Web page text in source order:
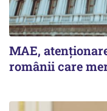
MAE,
românii care